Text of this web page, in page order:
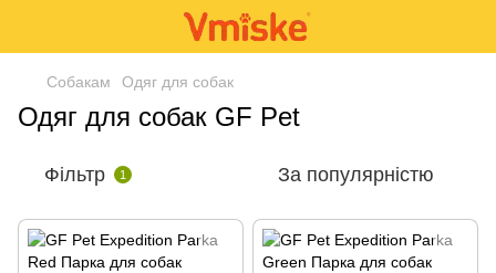
Собакам Одяг для собак
Одяг для собак GF Pet
Фільтр 1 За популярністю